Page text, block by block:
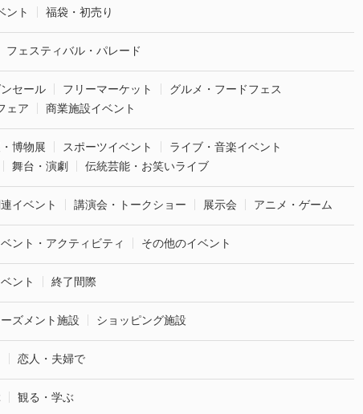
ント
福袋・初売り
フェスティバル・パレード
セール フリーマーケット
グルメ・フードフェス
ェア
商業施設イベント
博物展 スポーツイベント
ライブ・音楽イベント
舞台・演劇 伝統芸能・お笑いライブ
イベント 講演会・トークショー 展示会 アニメ・ゲーム
ント・アクティビティ その他のイベント
ント 終了間際
ズメント施設 ショッピング施設
恋人・夫婦で
観る・学ぶ